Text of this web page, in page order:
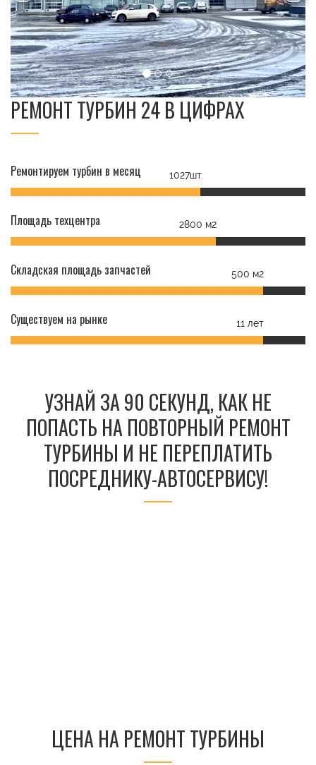
РЕМОНТ ТУРБИН 24 В ЦИФРАХ
Ремонтируем турбин в месяц 1027шт.
Площадь техцентра 2800 м2
Складская площадь запчастей 500 м2
Существуем на рынке 11 лет
УЗНАЙ ЗА 90 СЕКУНД, КАК НЕ
ПОПАСТЬ НА ПОВТОРНЫЙ РЕМОНТ
ТУРБИНЫ И НЕ ПЕРЕПЛАТИТЬ
ПОСРЕДНИКУ-АВТОСЕРВИСУ!
ЦЕНА НА РЕМОНТ ТУРБИНЫ